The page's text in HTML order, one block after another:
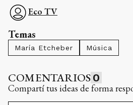
Eco TV
Temas
María Etcheber Música
COMENTARIOS 0
Compartí tus ideas de forma